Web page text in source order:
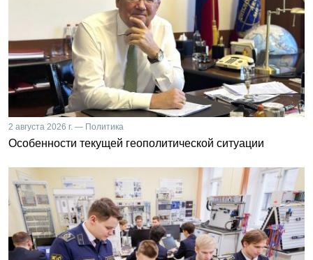
2 августа 2026 г. — Политика
Особенности текущей геополитической ситуации